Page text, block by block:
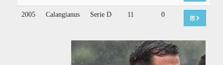
2005 Calangianus Serie D 11 0